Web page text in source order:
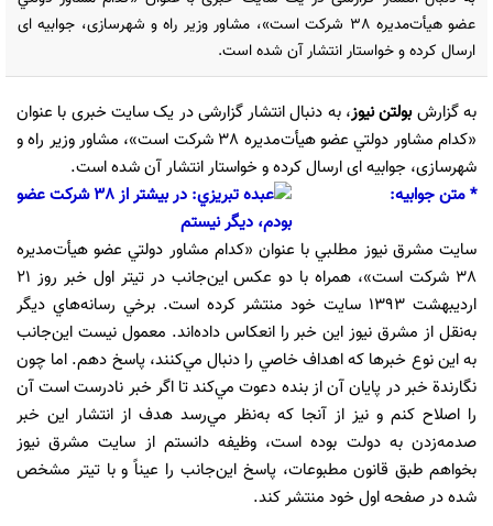
عضو هيأت‌مديره 38 شركت است»، مشاور وزیر راه و شهرسازی، جوابیه ای
ارسال کرده و خواستار انتشار آن شده است.
به گزارشبولتن نیوز، به دنبال انتشار گزارشی در یک سایت خبری با عنوان
«كدام مشاور دولتي عضو هيأت‌مديره 38 شركت است»، مشاور وزیر راه و
شهرسازی، جوابیه ای ارسال کرده و خواستار انتشار آن شده است.
* متن جوابیه:
سايت مشرق نيوز مطلبي با عنوان «كدام مشاور دولتي عضو هيأت‌مديره
38 شركت است»، همراه با دو عكس اين‌جانب در تيتر اول خبر روز 21
ارديبهشت 1393 سايت خود منتشر كرده است. برخي رسانه‌هاي ديگر
به‌نقل از مشرق نيوز اين خبر را انعكاس داده‌اند. معمول نيست اين‌جانب
به اين نوع خبرها كه اهداف خاصي را دنبال مي‌كنند، پاسخ دهم. اما چون
نگارندة خبر در پايان آن از بنده دعوت مي‌كند تا اگر خبر نادرست است آن
را اصلاح كنم و نيز از آنجا كه به‌نظر مي‌رسد هدف از انتشار اين خبر
صدمه‌زدن به دولت بوده است، وظيفه دانستم از سايت مشرق نيوز
بخواهم طبق قانون مطبوعات، پاسخ اين‌جانب را عيناً و با تيتر مشخص
شده در صفحه اول خود منتشر كند.